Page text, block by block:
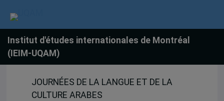
Institut d'études internationales de Montréal
(IEIM-UQAM)
JOURNÉES DE LA LANGUE ET DE LA
CULTURE ARABES